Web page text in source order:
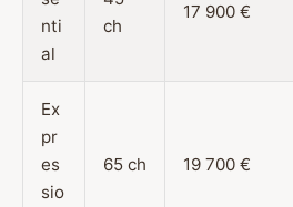
nti
al
ch
17 900 €
Ex
pr
es
sio
65 ch 19 700 €